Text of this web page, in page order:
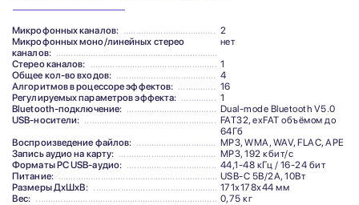
Микрофонных каналов:
2
Микрофонных моно/линейных стерео
каналов:
нет
Стерео каналов:
1
Общее кол-во входов:
4
Алгоритмов в роцессоре эффектов:
16
Регулируемых параметров эффекта:
1
Bluetooth-подключение:
Dual-mode Bluetooth V5.0
USB-носители:
FAT32, exFAT объёмом до
64Гб
Воспроизведение файлов:
MP3, WMA, WAV, FLAC, APE
Запись аудио на карту:
MP3, 192 кбит/с
Форматы PC USB-аудио:
44,1-48 кГц / 16-24 бит
Питание:
USB-C 5В/2А, 10Вт
Размеры ДхШхВ:
171х178х44 мм
Вес:
0,75 кг